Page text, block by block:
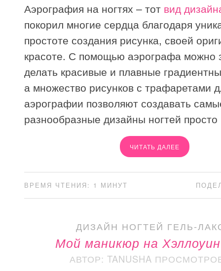
Аэрография на ногтях – тот вид
покорил многие сердца благодаря
простоте создания рисунка, своей
красоте. С помощью аэрографа можно
делать красивые и плавные
а множество рисунков с трафаретами
аэрографии позволяют создавать
разнообразные дизайны ногтей
ЧИТАТЬ ДАЛЕЕ
ВРЕМЯ ЧТЕНИЯ: 1 МИНУТ
ДИЗАЙН НОГТЕЙ ГЕЛЬ-
Мой маникюр на
АВТОР: TANUSHA